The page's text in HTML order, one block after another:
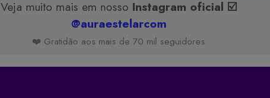
Veja muito mais em nosso Instagram oficial ☑️
@auraestelarcom
❤️ Gratidão aos mais de 70 mil seguidores